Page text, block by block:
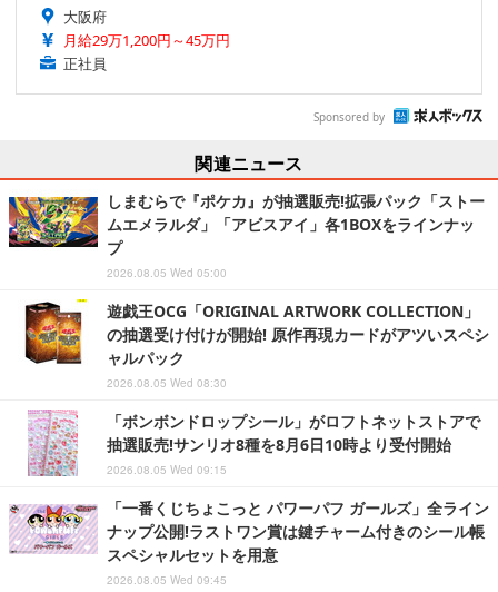
大阪府
月給29万1,200円～45万円
正社員
Sponsored by
関連ニュース
しまむらで『ポケカ』が抽選販売!拡張パック「ストー
ムエメラルダ」「アビスアイ」各1BOXをラインナッ
プ
2026.08.05 Wed 05:00
遊戯王OCG「ORIGINAL ARTWORK COLLECTION」
の抽選受け付けが開始! 原作再現カードがアツいスペシ
ャルパック
2026.08.05 Wed 08:30
「ボンボンドロップシール」がロフトネットストアで
抽選販売!サンリオ8種を8月6日10時より受付開始
2026.08.05 Wed 09:15
「一番くじちょこっと パワーパフ ガールズ」全ライン
ナップ公開!ラストワン賞は鍵チャーム付きのシール帳
スペシャルセットを用意
2026.08.05 Wed 09:45